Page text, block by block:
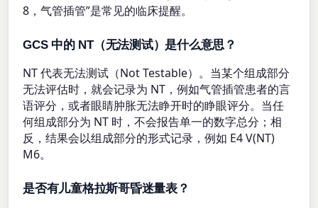
8，气管插管”是常见的临床提醒。
GCS 中的 NT（无法测试）是什么意思？
NT 代表无法测试（Not Testable）。当某个组成部分
无法评估时，就会记录为 NT，例如气管插管患者的言
语评分，或者眼睛肿胀无法睁开时的睁眼评分。当任
何组成部分为 NT 时，不会报告单一的数字总分；相
反，结果会以组成部分的形式记录，例如 E4 V(NT)
M6。
是否有儿童格拉斯哥昏迷量表？